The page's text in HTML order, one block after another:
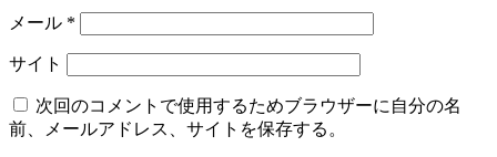
メール *
サイト
次回のコメントで使用するためブラウザーに自分の名
前、メールアドレス、サイトを保存する。